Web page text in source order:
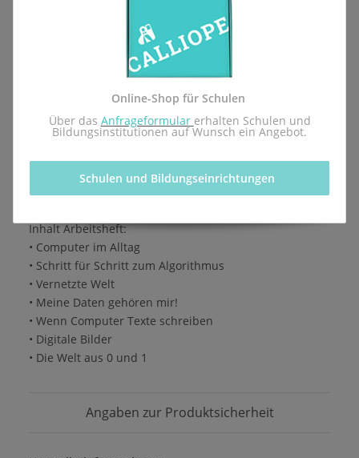
Lernmittel - Arbeitsheft für die Einführung des
Pflichtfachs Informatik des pädagogischen
Landesinstituts Rheinland-Pfalz.
mit dem Redaktionsteam inf-schule.de, insbesondere
Daniel Stockhausen, Niko Markus, Michèle Keller-
Buttell, Thomas Karp, Dr. Ulla Diewald, Christian Heinz,
Oliver Wendenburg
1. Auflage, 1. Druck 2026
ISBN 978-3-9825596-4-3
Inhalt Arbeitsheft:
• Computer im Alltag
• Schritt für Schritt zum Algorithmus
• Vernetzte Welt
• Meine Daten gehören mir!
• Wenn Computer Texte schreiben
• Digitale Bilder
• Die Welt aus 0 und 1
Angaben zur Produktsicherheit
Online-Shop für Schulen
Über das Anfrageformular erhalten Schulen und
Bildungsinstitutionen auf Wunsch ein Angebot.
Schulen und Bildungseinrichtungen